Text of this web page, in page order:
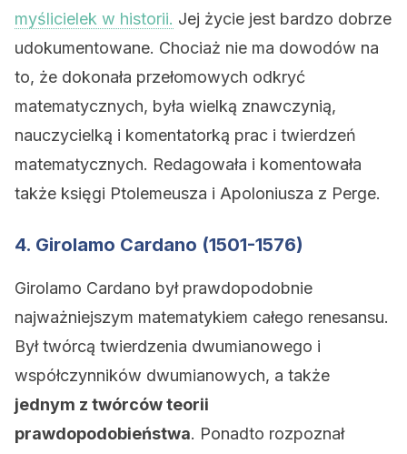
myślicielek w historii. Jej życie jest bardzo dobrze
udokumentowane. Chociaż nie ma dowodów na
to, że dokonała przełomowych odkryć
matematycznych, była wielką znawczynią,
nauczycielką i komentatorką prac i twierdzeń
matematycznych. Redagowała i komentowała
także księgi Ptolemeusza i Apoloniusza z Perge.
4. Girolamo Cardano (1501-1576)
Girolamo Cardano był prawdopodobnie
najważniejszym matematykiem całego renesansu.
Był twórcą twierdzenia dwumianowego i
współczynników dwumianowych, a także
jednym z twórców teorii
prawdopodobieństwa. Ponadto rozpoznał